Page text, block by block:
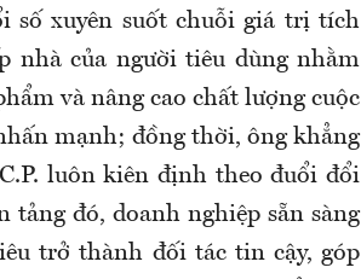
số xuyên suốt chuỗi giá trị tích
nhà của người tiêu dùng nhằm
và nâng cao chất lượng cuộc
mạnh; đồng thời, ông khẳng
luôn kiên định theo đuổi đổi
tảng đó, doanh nghiệp sẵn sàng
trở thành đối tác tin cậy, góp